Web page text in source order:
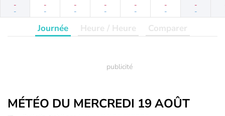
-
-
-
-
-
-
-
-
-
-
-
-
-
-
Journée Heure / Heure Comparer
MÉTÉO DU MERCREDI 19 AOÛT